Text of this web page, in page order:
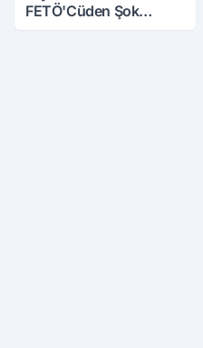
FETÖ'Cüden Şok